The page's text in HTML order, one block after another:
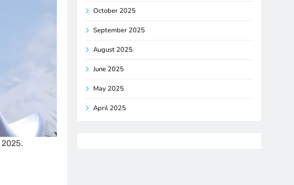
2025.
October 2025
September 2025
August 2025
June 2025
May 2025
April 2025